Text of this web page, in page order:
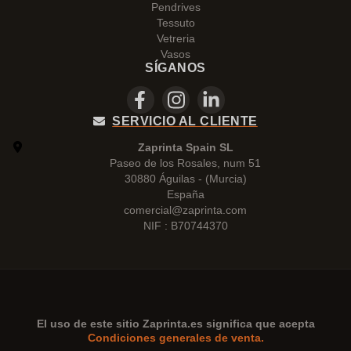
Pendrives
Tessuto
Vetreria
Vasos
SÍGANOS
SERVICIO AL CLIENTE
Zaprinta Spain SL
Paseo de los Rosales, num 51
30880 Águilas - (Murcia)
España
comercial@zaprinta.com
NIF : B70744370
El uso de este sitio Zaprinta.es significa que acepta
Condiciones generales de venta.